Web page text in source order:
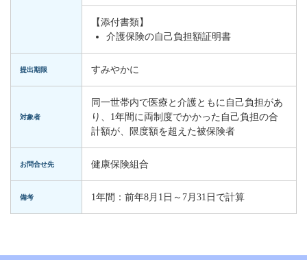
【添付書類】
介護保険の自己負担額証明書
提出期限 すみやかに
対象者
同一世帯内で医療と介護ともに自己負担があ
り、1年間に両制度でかかった自己負担の合
計額が、限度額を超えた被保険者
お問合せ先 健康保険組合
備考 1年間：前年8月1日～7月31日で計算